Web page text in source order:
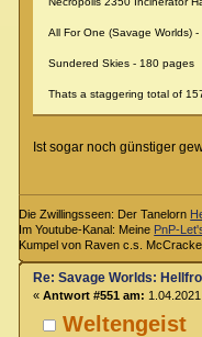
All For One (Savage Worlds)
Sundered Skies - 180 pages
Thats a staggering total of
Ist sogar noch günstiger
Die Zwillingsseen: Der Tanelorn
Im Youtube-Kanal: Meine PnP-
Kumpel von Raven c.s.
Weltengeist
Re: Savage Worlds:
« Antwort #551 am: